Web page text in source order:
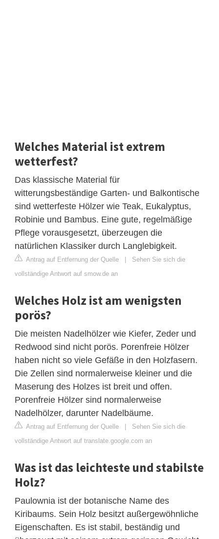
Welches Material ist extrem
wetterfest?
Das klassische Material für
witterungsbeständige Garten- und Balkontische
sind wetterfeste Hölzer wie Teak, Eukalyptus,
Robinie und Bambus. Eine gute, regelmäßige
Pflege vorausgesetzt, überzeugen die
natürlichen Klassiker durch Langlebigkeit.
Antrag auf Entfernung der Quelle | Sehen Sie sich die
vollständige Antwort auf smow.de an
Welches Holz ist am wenigsten
porös?
Die meisten Nadelhölzer wie Kiefer, Zeder und
Redwood sind nicht porös. Porenfreie Hölzer
haben nicht so viele Gefäße in den Holzfasern.
Die Zellen sind normalerweise kleiner und die
Maserung des Holzes ist breit und offen.
Porenfreie Hölzer sind normalerweise
Nadelhölzer, darunter Nadelbäume.
Antrag auf Entfernung der Quelle | Sehen Sie sich die
vollständige Antwort auf translate.google.com an
Was ist das leichteste und stabilste
Holz?
Paulownia ist der botanische Name des
Kiribaums. Sein Holz besitzt außergewöhnliche
Eigenschaften. Es ist stabil, beständig und